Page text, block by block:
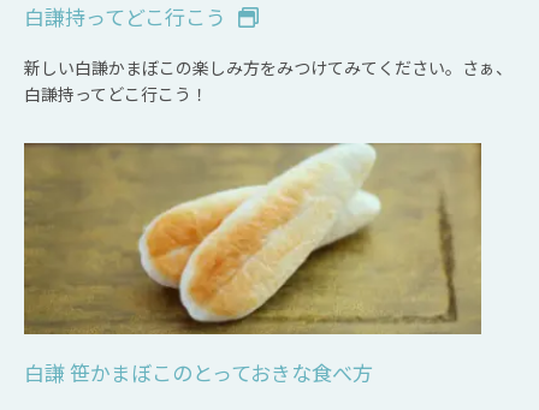
白謙持ってどこ行こう
新しい白謙かまぼこの楽しみ方をみつけてみてください。さぁ、
白謙持ってどこ行こう！
白謙 笹かまぼこのとっておきな食べ方